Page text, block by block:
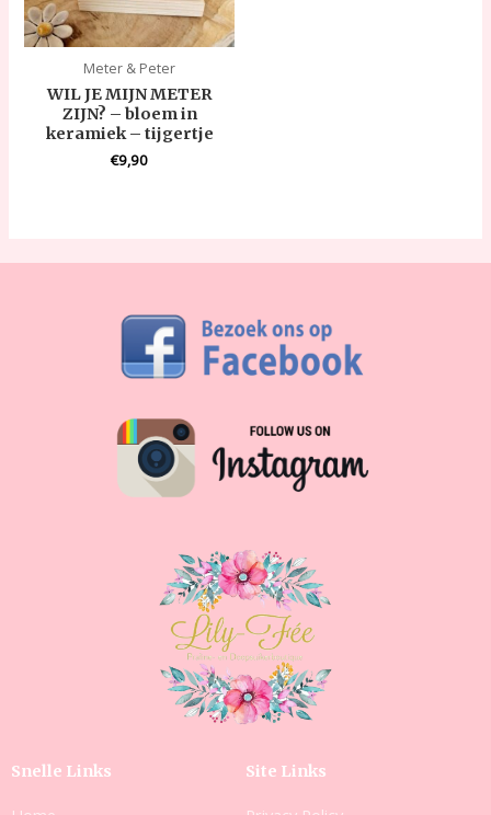
Meter & Peter
WIL JE MIJN METER
ZIJN? – bloem in
keramiek – tijgertje
€9,90
Snelle Links Site Links